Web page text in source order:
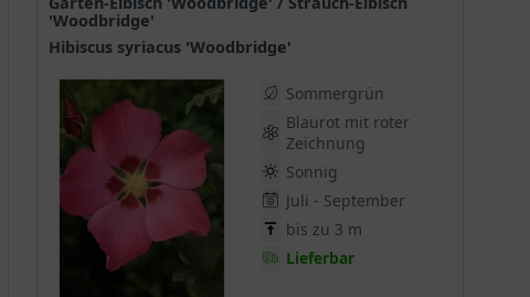
'Woodbridge'
Hibiscus syriacus 'Woodbridge'
Sommergrün
Blaurot mit roter
Zeichnung
Sonnig
Juli - September
bis zu 3 m
Lieferbar